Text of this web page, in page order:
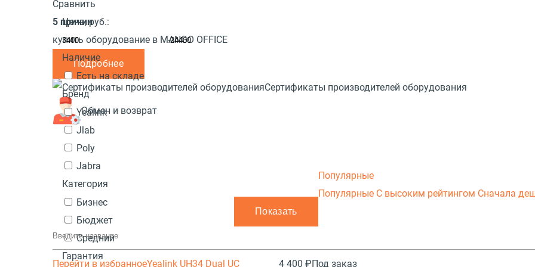
Сравнить
Цена, руб.:
-
Наличие
Есть на складе
Бренд
Yealink
Jlab
Poly
Jabra
Категория
Бизнес
Бюджет
Средний
Гарантия
5 причин
купить оборудование в MANGO OFFICE
Подробнее
Сертификаты производителей оборудования
Обмен и возврат
Популярные
Популярные С высоким рейтингом Сначала
Перейти в избранноеYealink UH34 Dual UC 4 400 ₽Под заказ